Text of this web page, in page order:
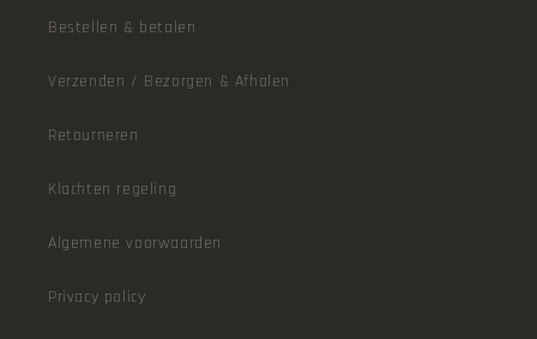
Bestellen & betalen
Verzenden / Bezorgen & Afhalen
Retourneren
Klachten regeling
Algemene voorwaarden
Privacy policy